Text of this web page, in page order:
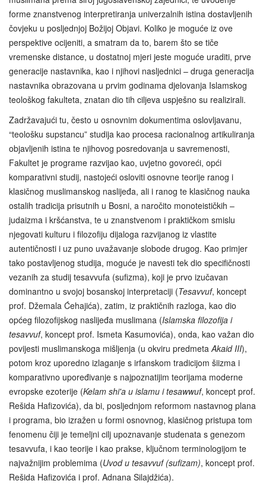
forme znanstvenog interpretiranja univerzalnih istina dostavljenih
čovjeku u posljednjoj Božijoj Objavi. Koliko je moguće iz ove
perspektive ocijeniti, a smatram da to, barem što se tiče
vremenske distance, u dostatnoj mjeri jeste moguće uraditi, prve
generacije nastavnika, kao i njihovi nasljednici – druga generacija
nastavnika obrazovana u prvim godinama djelovanja Islamskog
teološkog fakulteta, znatan dio tih ciljeva uspješno su realizirali.
Zadržavajući tu, često u osnovnim dokumentima oslovljavanu,
“teološku supstancu” studija kao procesa racionalnog artikuliranja
objavljenih istina te njihovog posredovanja u savremenosti,
Fakultet je programe razvijao kao, uvjetno govoreći, opći
komparativni studij, nastojeći osloviti osnovne teorije ranog i
klasičnog muslimanskog naslijeđa, ali i ranog te klasičnog nauka
ostalih tradicija prisutnih u Bosni, a naročito monoteističkih –
judaizma i kršćanstva, te u znanstvenom i praktičkom smislu
njegovati kulturu i filozofiju dijaloga razvijanog iz vlastite
autentičnosti i uz puno uvažavanje slobode drugog. Kao primjer
tako postavljenog studija, moguće je navesti tek dio specifičnosti
vezanih za studij tesavvufa (sufizma), koji je prvo izučavan
dominantno u svojoj bosanskoj interpretaciji (Tesavvuf, koncept
prof. Džemala Ćehajića), zatim, iz praktičnih razloga, kao dio
općeg filozofijskog naslijeđa muslimana (Islamska filozofija i
tesavvuf, koncept prof. Ismeta Kasumovića), onda, kao važan dio
povijesti muslimanskoga mišljenja (u okviru predmeta Akaid III),
potom kroz uporedno izlaganje s irfanskom tradicijom šiizma i
komparativno upoređivanje s najpoznatijim teorijama moderne
evropske ezoterije (Kelam shi'a u islamu i tesawwuf, koncept prof.
Rešida Hafizovića), da bi, posljednjom reformom nastavnog plana
i programa, bio izražen u formi osnovnog, klasičnog pristupa tom
fenomenu čiji je temeljni cilj upoznavanje studenata s genezom
tesavvufa, i kao teorije i kao prakse, ključnom terminologijom te
najvažnijim problemima (Uvod u tesavvuf (sufizam), koncept prof.
Rešida Hafizovića i prof. Adnana Silajdžića).